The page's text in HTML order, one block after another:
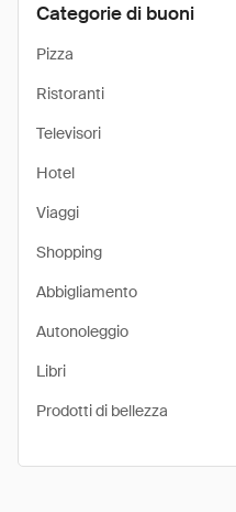
Categorie di buoni
Pizza
Ristoranti
Televisori
Hotel
Viaggi
Shopping
Abbigliamento
Autonoleggio
Libri
Prodotti di bellezza